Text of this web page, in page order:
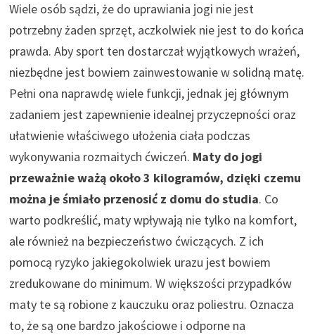
Wiele osób sądzi, że do uprawiania jogi nie jest
potrzebny żaden sprzęt, aczkolwiek nie jest to do końca
prawda. Aby sport ten dostarczał wyjątkowych wrażeń,
niezbędne jest bowiem zainwestowanie w solidną matę.
Pełni ona naprawdę wiele funkcji, jednak jej głównym
zadaniem jest zapewnienie idealnej przyczepności oraz
ułatwienie właściwego ułożenia ciała podczas
wykonywania rozmaitych ćwiczeń. Maty do jogi
przeważnie ważą około 3 kilogramów, dzięki czemu
można je śmiało przenosić z domu do studia. Co
warto podkreślić, maty wpływają nie tylko na komfort,
ale również na bezpieczeństwo ćwiczących. Z ich
pomocą ryzyko jakiegokolwiek urazu jest bowiem
zredukowane do minimum. W większości przypadków
maty te są robione z kauczuku oraz poliestru. Oznacza
to, że są one bardzo jakościowe i odporne na